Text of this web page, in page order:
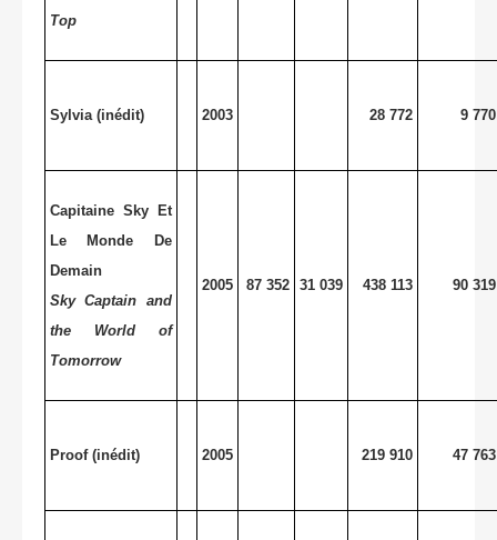
Top
Sylvia (inédit) 2003 28 772 9 770
Capitaine Sky Et
Le Monde De
Demain
Sky Captain and
the World of
Tomorrow
2005 87 352 31 039 438 113 90 319
Proof (inédit) 2005 219 910 47 763